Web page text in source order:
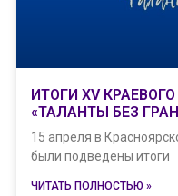
ИТОГИ XV
«ТАЛАНТЫ БЕЗ
15 апреля в
были подведены итоги
ЧИТАТЬ ПОЛНОСТЬЮ »